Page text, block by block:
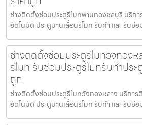
ช่างติดตั้งซ่อมประตูรีโมทพานทองชลบุรี บริก
อัตโนมัติ ประตูบานเลื่อนรีโมท รับทำ และ รับซ่อ
ช่างติดตั้งซ่อมประตูรีโมทวังทอง
รีโมท รับซ่อมประตูรีโมทรับทำประ
ถูก
ช่างติดตั้งซ่อมประตูรีโมทวังทองหลาง บริการ
อัตโนมัติ ประตูบานเลื่อนรีโมท รับทำ และ รับซ่อ